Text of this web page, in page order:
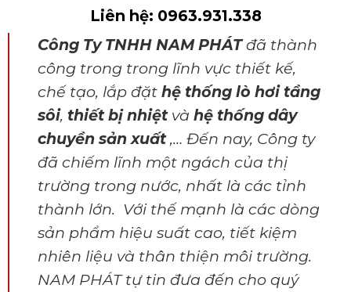
Liên hệ: 0963.931.338
Công Ty TNHH NAM PHÁTđã thành
công trong trong lĩnh vực thiết kế,
chế tạo, lắp đặt hệ thống lò hơi tầng
sôi, thiết bị nhiệtvà hệ thống dây
chuyền sản xuất,… Đến nay, Công ty
đã chiếm lĩnh một ngách của thị
trường trong nước, nhất là các tỉnh
thành lớn. Với thế mạnh là các dòng
sản phẩm hiệu suất cao, tiết kiệm
nhiên liệu và thân thiện môi trường.
NAM PHÁT tự tin đưa đến cho quý